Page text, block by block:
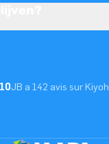
JB a 142 avis sur Kiyoh